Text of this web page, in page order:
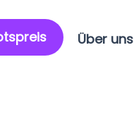
Über uns